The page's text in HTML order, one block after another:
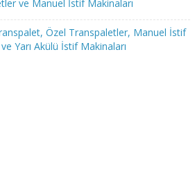
Özel Transpaletler, Manuel İstif
Yarı Akülü İstif Makinaları